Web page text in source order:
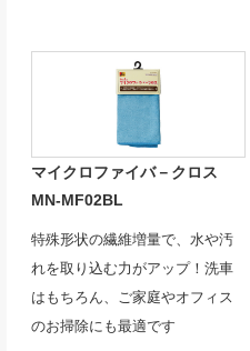
マイクロファイバ－クロス
MN-MF02BL
特殊形状の繊維増量で、水や汚
れを取り込む力がアップ！洗車
はもちろん、ご家庭やオフィス
のお掃除にも最適です